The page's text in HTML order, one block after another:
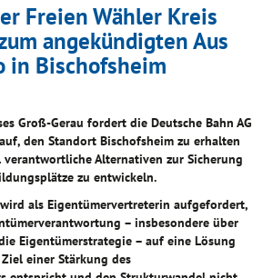
Freien Wähler Kreis
angekündigten Aus
in Bischofsheim
Groß-Gerau fordert die Deutsche Bahn AG
den Standort Bischofsheim zu erhalten
Alternativen zur Sicherung
zu entwickeln.
als Eigentümervertreterin aufgefordert,
– insbesondere über
Eigentümerstrategie – auf eine Lösung
einer Stärkung des